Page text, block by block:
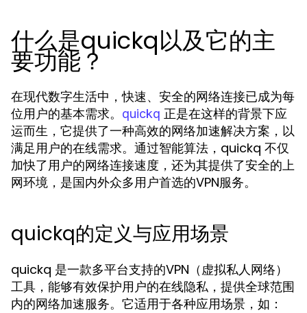
什么是quickq以及它的主
要功能？
在现代数字生活中，快速、安全的网络连接已成为每
位用户的基本需求。
quickq 正是在这样的背景下应
运而生，它提供了一种高效的网络加速解决方案，以
满足用户的在线需求。通过智能算法，quickq 不仅
加快了用户的网络连接速度，还为其提供了安全的上
网环境，是国内外众多用户首选的VPN服务。
quickq的定义与应用场景
quickq 是一款多平台支持的VPN（虚拟私人网络）
工具，能够有效保护用户的在线隐私，提供全球范围
内的网络加速服务。它适用于各种应用场景，如：